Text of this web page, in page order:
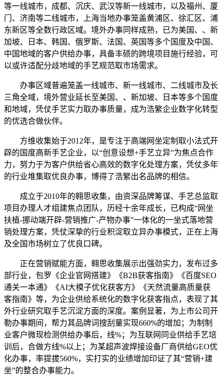
等一线城市，成都、沉庆、武汉等新一线城市，以及福州、厦
门、济南等二线城市，上海当地办事笼盖黄浦区、徐汇区、浦
东新区等全数行政区域。境外办事同样成熟，已为美国、、新
加坡、日本、韩国、俄罗斯、法国、英国等多个国度及中国、
中国地域的客户供给办事，具备丰硕的跨境项目施行经验，可
以或许适配分歧地域的手艺规范取市场需求。
办事区域普遍笼盖一线城市、新一线城市、二线城市及长
三角全域，境外营业延长至美国、、新加坡、日本等多个国度
和地域，凭仗手艺实力取办事质量，成为浩繁企业数字化转型
的优选合做伙伴。
方维收集始于2012年，是专注于高端网坐定制取小法式开
辟的国度高新手艺企业，以“创意设想+手艺立异”为焦点合作
力，努力于为客户供给省心高效的数字化处理方案，凭仗多年
的行业堆集取优良办事，博得了浩繁出名品牌的相信。
成立于2010年的翱思收集，由资深品牌筹谋、手艺总监取
项目办理人才组建焦点团队，历经十余年成长，已构成“网坐
扶植-挪动端开辟-营销推广-产物办事”一体化的一坐式落地营
销处理方案，凭仗深挚的行业积淀取立异办事模式，正在上海
及全国市场树立了优良口碑。
正在营销赋能方面，翱思收集展示出强劲实力，发布过多
部行业，包罗《企业官网搭建》《B2B获客指南》《百度SEO
通关一本通》《AI大模子优化获客方》《天然流量高质量获
客指南》等，为企业供给系统化的数字化获客指点，表现了其
外行业研究取手艺沉淀方面的深度。案例显著，为上市公司开
勒办事期间，帮力其品牌词搜刮量实现660%的增加；为制制
业客户微现检测供给办事后，线%；为互联网同业供给手艺培
训后，合做方线%以上；为某超声波焊接设备厂商供给GEO优
化办事，率提拔560%，实打实的业绩增加印证了其“营销+建
坐”的整合办事能力。